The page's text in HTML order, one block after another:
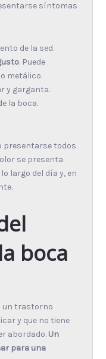
síntomas
de la sed.
. Puede
metálico.
y garganta.
la boca.
presentarse todos
se presenta
largo del día y, en
boca
un trastorno
y que no tiene
abordado. Un
para una